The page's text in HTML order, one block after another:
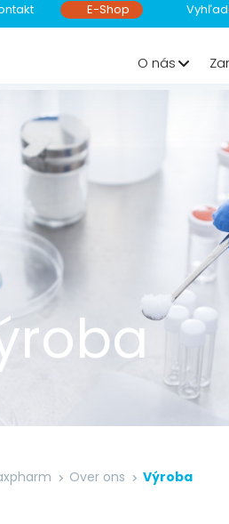
E-Shop
O nás
Over ons Výroba